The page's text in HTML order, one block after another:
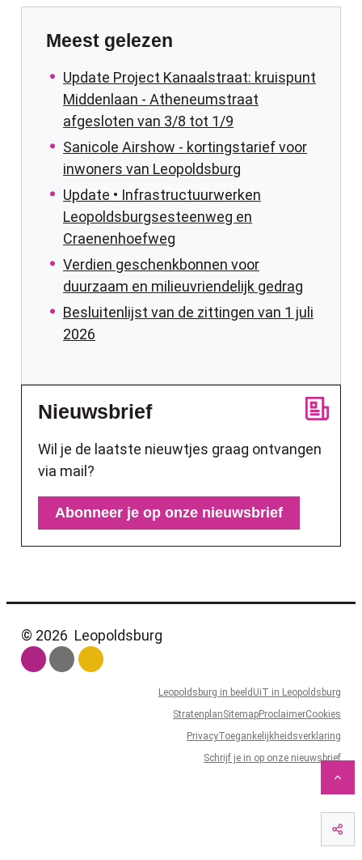
Meest gelezen
Update Project Kanaalstraat: kruispunt
Middenlaan - Atheneumstraat
afgesloten van 3/8 tot 1/9
Sanicole Airshow - kortingstarief voor
inwoners van Leopoldsburg
Update • Infrastructuurwerken
Leopoldsburgsesteenweg en
Craenenhoefweg
Verdien geschenkbonnen voor
duurzaam en milieuvriendelijk gedrag
Besluitenlijst van de zittingen van 1 juli
2026
Nieuwsbrief
Wil je de laatste nieuwtjes graag ontvangen
via mail?
Abonneer je op onze nieuwsbrief
© 2026 Leopoldsburg
Leopoldsburg in beeld UiT in Leopoldsburg
StratenplanSitemapProclaimerCookies
PrivacyToegankelijkheidsverklaring
Schrijf je in op onze nieuwsbrief